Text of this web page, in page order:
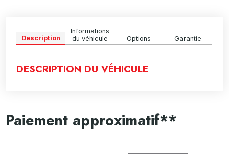
Description
Informations
du véhicule
Options Garantie
DESCRIPTION DU VÉHICULE
Paiement approximatif**